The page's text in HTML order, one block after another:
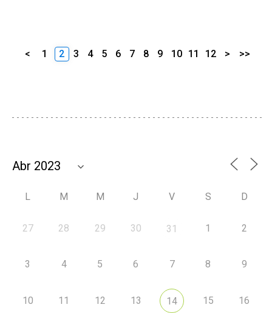
< 1 2 3 4 5 6 7 8 9 10 11 12 > >>
L M M J V S D
27 28 29 30 31 1 2
3 4 5 6 7 8 9
10 11 12 13 14 15 16